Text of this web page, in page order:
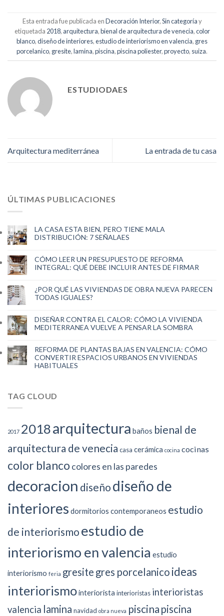
Esta entrada fue publicada enDecoración Interior,Sin categoríay
etiquetada 2018, arquitectura,bienal de arquitectura de venecia,color
blanco,diseño de interiores,estudio de interiorismo en valencia, gres
porcelanico, gresite,lamina,piscina,piscina poliester,proyecto, suiza.
ESTUDIODAES
Arquitectura mediterránea La entrada de tu casa
ÚLTIMAS PUBLICACIONES
LA CASA ESTA BIEN, PERO TIENE MALA
DISTRIBUCIÓN: 7 SEÑALAES
CÓMO LEER UN PRESUPUESTO DE REFORMA
INTEGRAL: QUÉ DEBE INCLUIR ANTES DE FIRMAR
¿POR QUÉ LAS VIVIENDAS DE OBRA NUEVA PARECEN
TODAS IGUALES?
DISEÑAR CONTRA EL CALOR: CÓMO LA VIVIENDA
MEDITERRANEA VUELVE A PENSAR LA SOMBRA
REFORMA DE PLANTAS BAJAS EN VALENCIA: CÓMO
CONVERTIR ESPACIOS URBANOS EN VIVIENDAS
HABITUALES
TAG CLOUD
2017 2018arquitectura baños bienal de
arquitectura de venecia casa cerámica cocina cocinas
color blanco colores en las paredes
decoracion diseño diseño de
interiores dormitorios contemporaneos estudio
de interiorismo estudio de
interiorismo en valencia estudio
interiorismo feria gresite gres porcelanico ideas
interiorismointeriorista interioristas interioristas
valencia lamina navidad obra nueva piscina piscina